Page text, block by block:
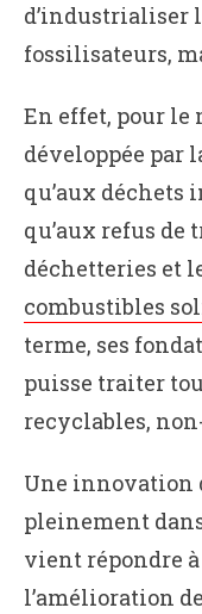
d’industrialiser
fossilisateurs,
En effet, pour le
développée par
qu’aux déchets
qu’aux refus de
déchetteries et
combustibles
terme, ses
puisse traiter
recyclables,
Une innovation
pleinement
vient répondre à
l’amélioration